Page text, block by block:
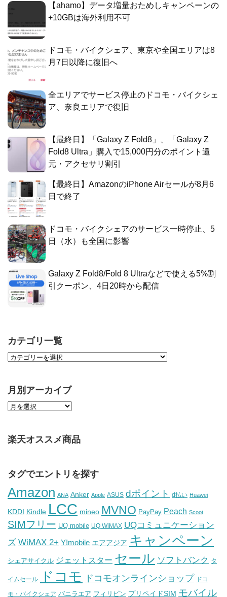
【ahamo】データ増量おためしキャンペーンの
+10GBは海外利用不可
ドコモ・バイクシェア、東京や全国エリアは8
月7日以降に復旧へ
全エリアでサービス停止のドコモ・バイクシェ
ア、奈良エリアで復旧
【最終日】「Galaxy Z Fold8」、「Galaxy Z
Fold8 Ultra」購入で15,000円分のポイント還
元・アクセサリ割引
【最終日】AmazonのiPhone Airセールが8月6
日で終了
ドコモ・バイクシェアのサービス一時停止、5
日（水）も全国に影響
Galaxy Z Fold8/Fold 8 Ultraなどで使える5%割
引クーポン、4日20時から配信
カテゴリ一覧
月別アーカイブ
楽天オススメ商品
タグでエントリを探す
Amazon ANA Anker Apple ASUS dポイント d払い Huawei
KDDI Kindle LCC mineo MVNO PayPay Peach Scoot
SIMフリー UQ mobile UQ WiMAX UQコミュニケーション
ズ WiMAX 2+ Y!mobile エアアジア キャンペーン
シェアサイクル ジェットスター セール ソフトバンク タ
イムセール ドコモ ドコモオンラインショップ ドコ
モ・バイクシェア バニラエア フィリピン プリペイドSIM モバイル